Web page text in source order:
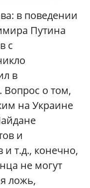
в поведении
Путина
с
в
Вопрос о том,
на Украине
и
т.д., конечно,
не могут
ложь,